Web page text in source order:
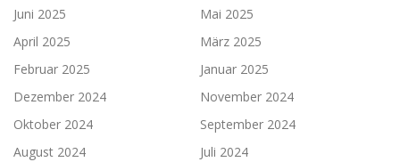
Juni 2025
Mai 2025
April 2025
März 2025
Februar 2025
Januar 2025
Dezember 2024
November 2024
Oktober 2024
September 2024
August 2024
Juli 2024